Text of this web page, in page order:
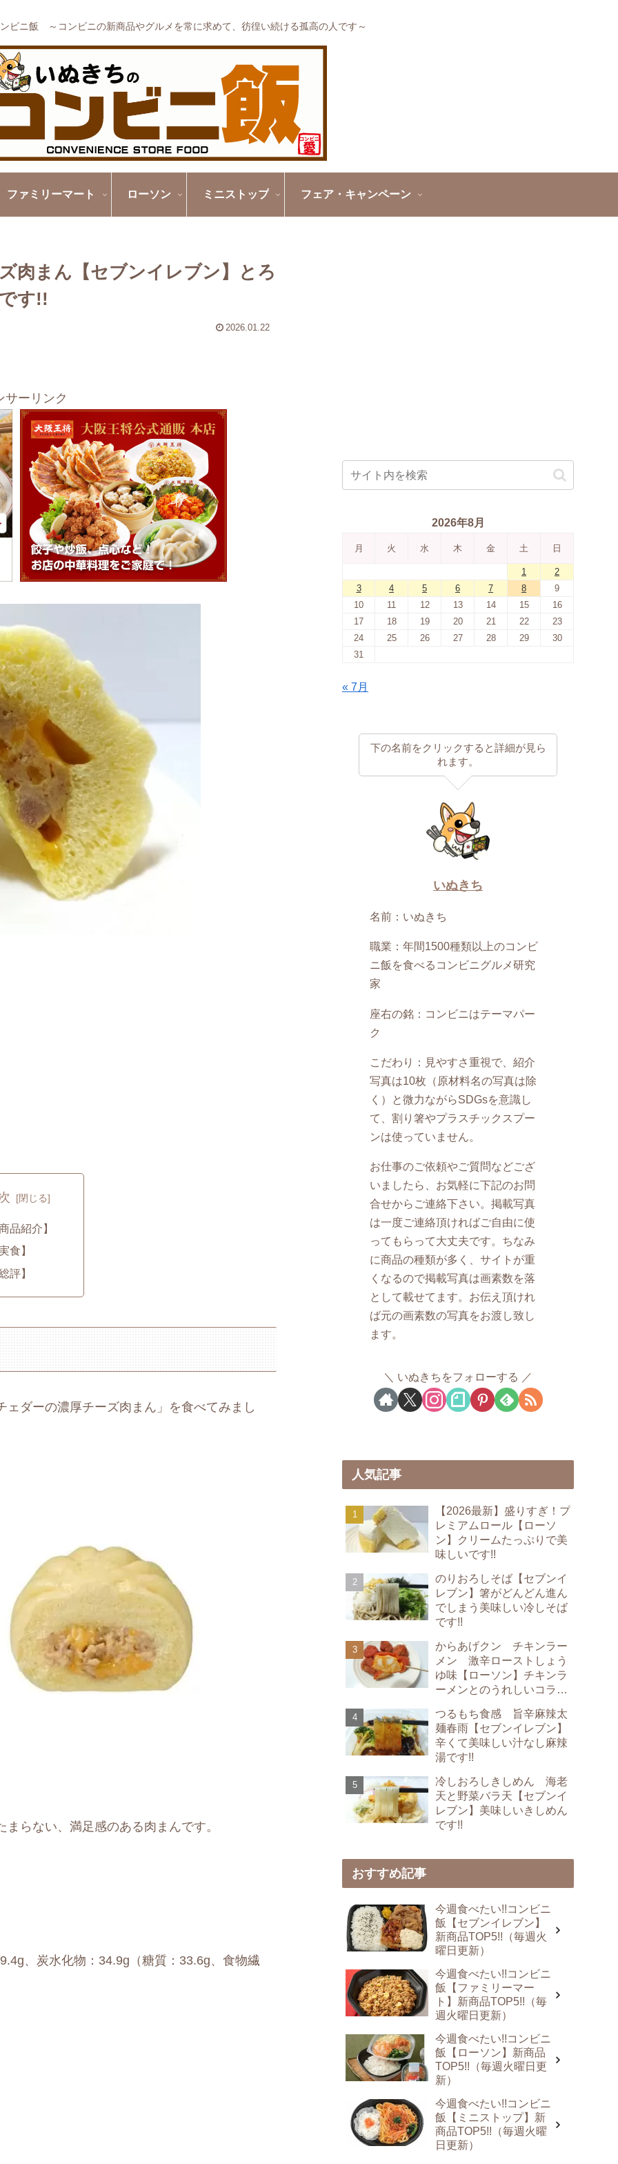
ビニ飯 ～コンビニの新商品やグルメを常に求めて、彷徨い続ける孤高の人です～
ファミリーマート ローソン ミニストップ フェア・キャンペーン
肉まん【セブンイレブン】とろ
す!!
2026.01.22
サーリンク
品紹介】
食】
評】
ダーの濃厚チーズ肉まん」を食べてみまし
らない、満足感のある肉まんです。
、炭水化物：34.9g（糖質：33.6g、食物繊
2026年8月
月 火 水 木 金 土 日
1
2
3
4 5 6 7 8
9
10
11 12 13 14 15
16
17
18 19 20 21 22
23
24
25 26 27 28 29
30
31
« 7月
下の名前をクリックすると詳細が見ら
れます。
いぬきち
名前：いぬきち
職業：年間1500種類以上のコンビ
ニ飯を食べるコンビニグルメ研究
家
座右の銘：コンビニはテーマパー
ク
こだわり：見やすさ重視で、紹介
写真は10枚（原材料名の写真は除
く）と微力ながらSDGsを意識し
て、割り箸やプラスチックスプー
ンは使っていません。
お仕事のご依頼やご質問などござ
いましたら、お気軽に下記のお問
合せからご連絡下さい。掲載写真
は一度ご連絡頂ければご自由に使
ってもらって大丈夫です。ちなみ
に商品の種類が多く、サイトが重
くなるので掲載写真は画素数を落
として載せてます。お伝え頂けれ
ば元の画素数の写真をお渡し致し
ます。
いぬきちをフォローする
人気記事
【2026最新】盛りすぎ！プ
レミアムロール【ローソ
ン】クリームたっぷりで美
味しいです!!
のりおろしそば【セブンイ
レブン】箸がどんどん進ん
でしまう美味しい冷しそば
です!!
からあげクン チキンラー
メン 激辛ローストしょう
ゆ味【ローソン】チキンラ
ーメンとのうれしいコラボ
つるもち食感 旨辛麻辣太
麺春雨【セブンイレブン】
辛くて美味しい汁なし麻辣
湯です!!
冷しおろしきしめん 海老
天と野菜バラ天【セブンイ
レブン】美味しいきしめん
です!!
おすすめ記事
今週食べたい!!コンビニ
飯【セブンイレブン】
新商品TOP5!!（毎週火
曜日更新）
今週食べたい!!コンビニ
飯【ファミリーマー
ト】新商品TOP5!!（毎
週火曜日更新）
今週食べたい!!コンビニ
飯【ローソン】新商品
TOP5!!（毎週火曜日更
新）
今週食べたい!!コンビニ
飯【ミニストップ】新
商品TOP5!!（毎週火曜
日更新）